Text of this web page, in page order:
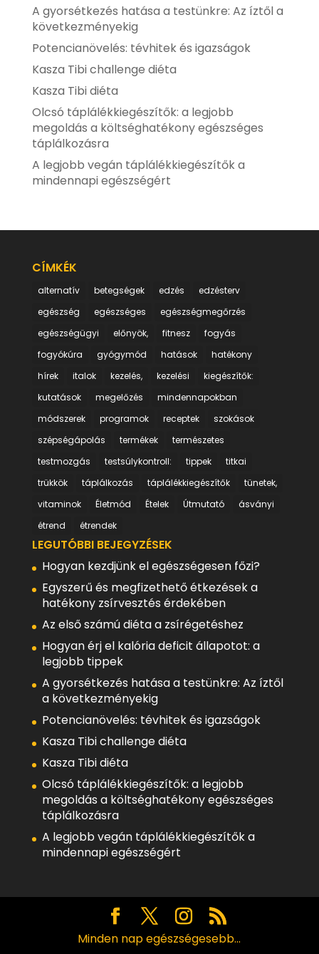
A gyorsétkezés hatása a testünkre: Az íztől a
következményekig
Potencianövelés: tévhitek és igazságok
Kasza Tibi challenge diéta
Kasza Tibi diéta
Olcsó táplálékkiegészítők: a legjobb
megoldás a költséghatékony egészséges
táplálkozásra
A legjobb vegán táplálékkiegészítők a
mindennapi egészségért
CÍMKÉK
alternatív betegségek edzés
edzésterv
egészség
egészséges
egészségmegőrzés
egészségügyi
előnyök, fitnesz
fogyás
fogyókúra
gyógymód hatások
hatékony
hírek
italok kezelés, kezelési
kiegészítők:
kutatások
megelőzés
mindennapokban
módszerek
programok receptek
szokások
szépségápolás
termékek
természetes
testmozgás
testsúlykontroll: tippek
titkai
trükkök
táplálkozás táplálékkiegészítők
tünetek,
vitaminok
Életmód Ételek Útmutató
ásványi
étrend
étrendek
LEGUTÓBBI BEJEGYZÉSEK
Hogyan kezdjünk el egészségesen főzi?
Egyszerű és megfizethető étkezések a
hatékony zsírvesztés érdekében
Az első számú diéta a zsírégetéshez
Hogyan érj el kalória deficit állapotot: a
legjobb tippek
A gyorsétkezés hatása a testünkre: Az íztől
a következményekig
Potencianövelés: tévhitek és igazságok
Kasza Tibi challenge diéta
Kasza Tibi diéta
Olcsó táplálékkiegészítők: a legjobb
megoldás a költséghatékony egészséges
táplálkozásra
A legjobb vegán táplálékkiegészítők a
mindennapi egészségért
Minden nap egészségesebb...